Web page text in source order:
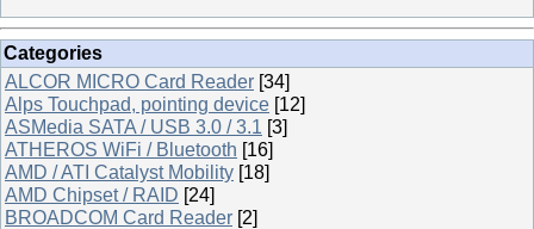
Categories
ALCOR MICRO Card Reader [34]
Alps Touchpad, pointing device [12]
ASMedia SATA / USB 3.0 / 3.1 [3]
ATHEROS WiFi / Bluetooth [16]
AMD / ATI Catalyst Mobility [18]
AMD Chipset / RAID [24]
BROADCOM Card Reader [2]